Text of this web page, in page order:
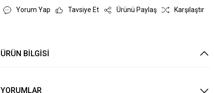
Yorum Yap Tavsiye Et Ürünü Paylaş Karşılaştır
ÜRÜN BİLGİSİ
YORUMLAR